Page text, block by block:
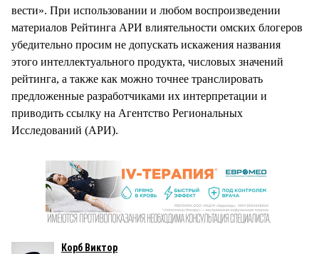
вести». При использовании и любом воспроизведении
материалов Рейтинга АРИ влиятельности омских блогеров
убедительно просим не допускать искажения названия
этого интеллектуального продукта, числовых значений
рейтинга, а также как можно точнее транслировать
предложенные разработчиками их интерпретации и
приводить ссылку на Агентство Региональных
Исследований (АРИ).
Корб Виктор